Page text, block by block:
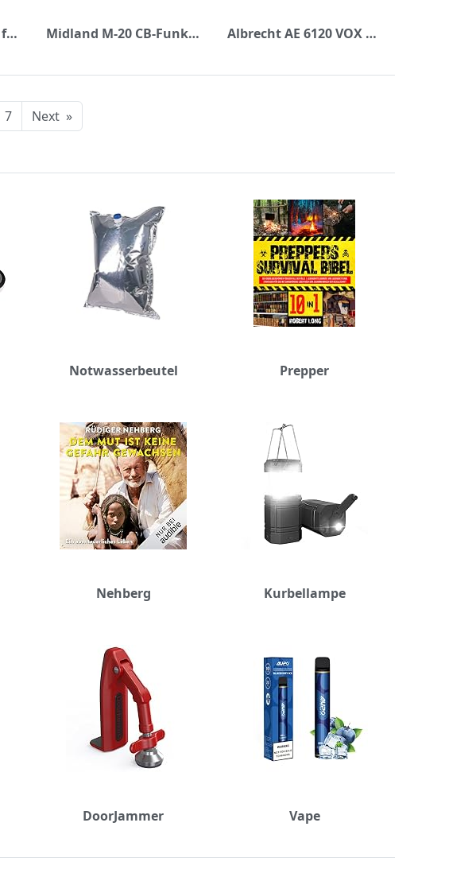
CB-Funk (Tomus - Die fröhlichen Wörterbücher) Midland M-20 CB-Funkgerät progressives Multimedia-Multiband CB Funkgerät fürs Auto, mit Bluetooth WA-Verbindung, 2-poligem Mikrofon, LCD-Display, AM/FM, Rauschsperre & Notfallkanälen, USB-Buchse Albrecht AE 6120 VOX Mini CB-Funkgerät mit Zigarettenanzünder-Stecker, 12621, mit integrierter VOX-Funktion zum freihändigem Sprechen im Fahrzeug und RJ45 Mikrofonbuchse, großem LCD-Display
7 Next »
Notwasserbeutel Prepper
Nehberg Kurbellampe
DoorJammer Vape